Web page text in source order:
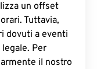
un offset
Tuttavia,
dovuti a eventi
Per
il nostro